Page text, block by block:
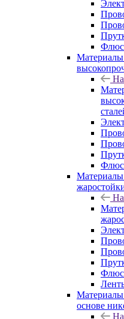
Флюс
Материалы
Флюс
Флюс
Материалы
основе